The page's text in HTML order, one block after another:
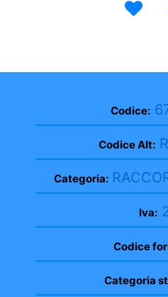
Codice:
Codice Alt:
Categoria:
Iva:
Codice
Categoria